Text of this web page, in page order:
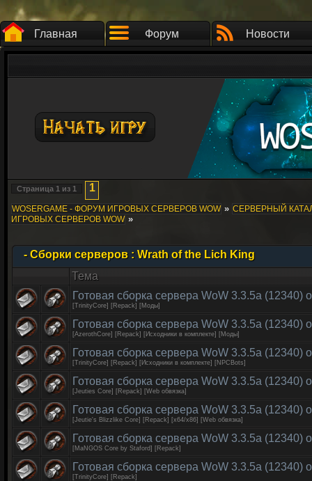
Главная Форум Новости
Страница 1 из 1 1
WOSERGAME - ФОРУМ ИГРОВЫХ СЕРВЕРОВ WOW » СЕРВЕРНЫЙ
ИГРОВЫХ СЕРВЕРОВ WOW »
- Сборки серверов : Wrath of the Lich King
Тема
Готовая сборка сервера WoW 3.3.5a (12340)
[TrinityCore] [Repack] [Моды]
Готовая сборка сервера WoW 3.3.5a (12340)
[AzerothCore] [Repack] [Исходники в комплекте] [Моды]
Готовая сборка сервера WoW 3.3.5a (12340)
[TrinityCore] [Repack] [Исходники в комплекте] [NPCBots]
Готовая сборка сервера WoW 3.3.5a (12340)
[Jeuties Core] [Repack] [Web обвязка]
Готовая сборка сервера WoW 3.3.5a (12340)
[Jeutie's Blizzlike Core] [Repack] [x64/x86] [Web обвязка]
Готовая сборка сервера WoW 3.3.5a (12340)
[MaNGOS Core by Staford] [Repack]
Готовая сборка сервера WoW 3.3.5а (12340)
[TrinityCore] [Repack]